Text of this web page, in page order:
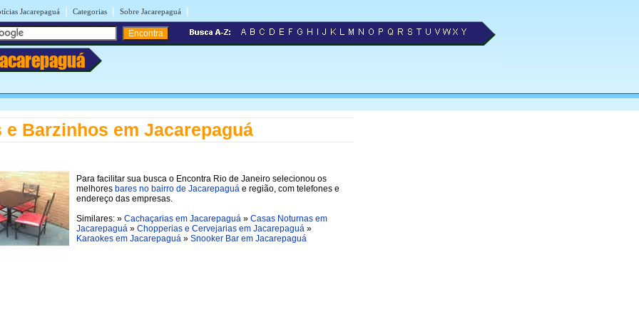
Jacarepaguá | Categorias | Sobre Jacarepaguá |
e Barzinhos em Jacarepaguá
Para facilitar sua busca o Encontra Rio de Janeiro selecionou os
melhores bares no bairro de Jacarepaguá e região, com telefones e
endereço das empresas.
Similares: » Cachaçarias em Jacarepaguá » Casas Noturnas em
Jacarepaguá » Chopperias e Cervejarias em Jacarepaguá »
Karaokes em Jacarepaguá » Snooker Bar em Jacarepaguá